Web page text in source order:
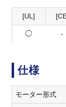
[UL]
◯ -
仕様
モーター形式